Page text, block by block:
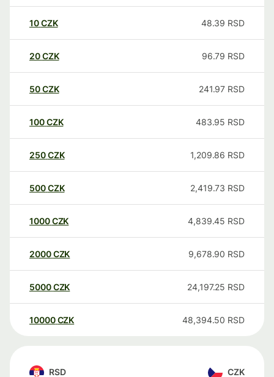
10CZK 48.39 RSD
20CZK 96.79 RSD
50CZK 241.97 RSD
100CZK 483.95 RSD
250CZK 1,209.86 RSD
500CZK 2,419.73 RSD
1000CZK 4,839.45 RSD
2000CZK 9,678.90 RSD
5000CZK 24,197.25 RSD
10000 CZK 48,394.50 RSD
RSD CZK